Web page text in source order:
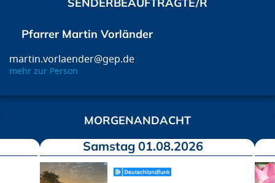
Pfarrer Martin Vorländer
martin.vorlaender@gep.de
mehr zur Person
MORGENANDACHT
Samstag 01.08.2026